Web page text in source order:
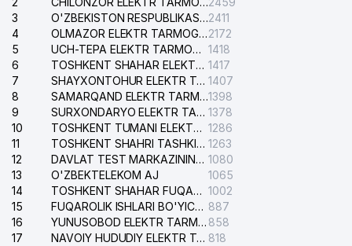
3
O'ZBEKISTON RESPUBLIKASI BOSH PROKURATURASI ISHONCH TELEFONI2411
4
OLMAZOR ELEKTR TARMOG'I NOSOZLIKLARI XIZMATI2172
5
UCH-TEPA ELEKTR TARMOG'I NOSOZLIKLARI XIZMATI 1418
6
TOSHKENT SHAHAR ELEKTR TARMOQLARI KORXONASI AJ 1417
7
SHAYXONTOHUR ELEKTR TARMOG'I NOSOZLIKLARINI TUZATISH XIZMATI 1407
8
SAMARQAND ELEKTR TARMOQLARI AJ1398
9
SURXONDARYO ELEKTR TARMOQLARI AJ 1378
10
TOSHKENT TUMANI ELEKTR TARMOG'I AVARIYA XIZMATI 1286
11
TOSHKENT SHAHRI TASHKILOT TELEFONLARI HAQIDA MA'LUMOT BYUROSI 1263
12
DAVLAT TEST MARKAZINING ISHONCH TELEFONLARI 1080
13
O'ZBEKTELEKOM AJ
1065
14
TOSHKENT SHAHAR FUQAROLIK ISHLARI BO'YICHA SUDI 1002
15
FUQAROLIK ISHLARI BO'YICHA YAKKASAROY TUMANLARARO SUDI 887
16
YUNUSOBOD ELEKTR TARMOG'I NOSOZLIKLARI XIZMATI 858
17
NAVOIY HUDUDIY ELEKTR TARMOQLARI KORXONASI AJ 818